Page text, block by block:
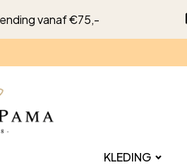
vanaf €75,-
KLEDING